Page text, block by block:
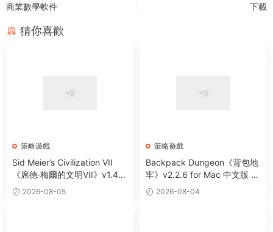
商業數學軟件
下載
猜你喜歡
策略遊戲
Sid Meier’s Civilization VII
《席德·梅爾的文明VII》v1.4.2
for Mac 中文版 回合制策略遊
戲
2026-08-05
策略遊戲
Backpack Dungeon《背包地
牢》v2.2.6 for Mac 中文版 像
素風背包管理 Roguelike 遊戲
2026-08-04